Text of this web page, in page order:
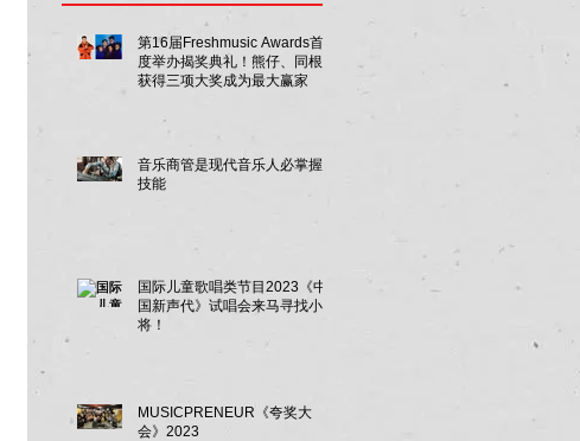
第16届Freshmusic Awards首
度举办揭奖典礼！熊仔、同根生
获得三项大奖成为最大赢家
音乐商管是现代音乐人必掌握的
技能
国际儿童歌唱类节目2023《中
国新声代》试唱会来马寻找小唱
将！
MUSICPRENEUR《夸奖大
会》2023